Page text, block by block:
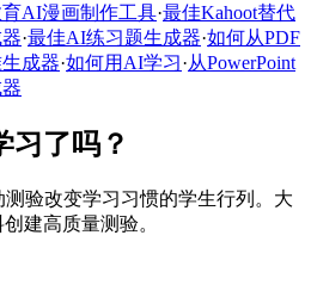
AI漫画制作工具·最佳Kahoot替代
·最佳AI练习题生成器·如何从PDF
成器·如何用AI学习·从PowerPoint
习了吗？
验改变学习习惯的学生行列。大
建高质量测验。